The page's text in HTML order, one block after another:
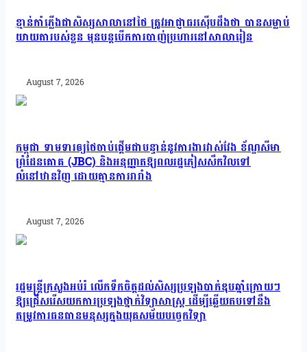
ខ្មាន់កាំភ្លើងជាសិស្សសាលានៅថៃ ត្រូវអាជ្ញាធរស៊ើបដឹងថា បានសម្លាប់
យាយតារបស់ខ្លួន មុនបន្តបើកការបាញ់ប្រហារនៅសាលារៀន
August 7, 2026
កម្ពុជា ទាមទារឲ្យថៃចាប់ផ្តើមជាបន្ទាន់នូវការងារវាស់វែង ខ័ណ្ឌសីមា
ព្រំដែនគោគ (JBC) និងអនុញ្ញាតឱ្យពលរដ្ឋភៀសសឹកវិលទៅ
លំនៅឋានវិញ ដោយគ្មានការរារាំង
August 7, 2026
រដ្ឋមន្រ្តីក្រសួងអប់រំ លើកទឹកចិត្តដល់សិស្សប្រឡងបាក់ឌុបឆ្នាំក្រោយៗ
ឱ្យជ្រើសរើសយកការប្រឡងថ្នាក់វិទ្យាសាស្ត្រ ដើម្បីឆ្លើយតបទៅនឹង
តម្រូវការធនធានមនុស្សក្នុងយុគសម័យបច្ចេកវិទ្យា